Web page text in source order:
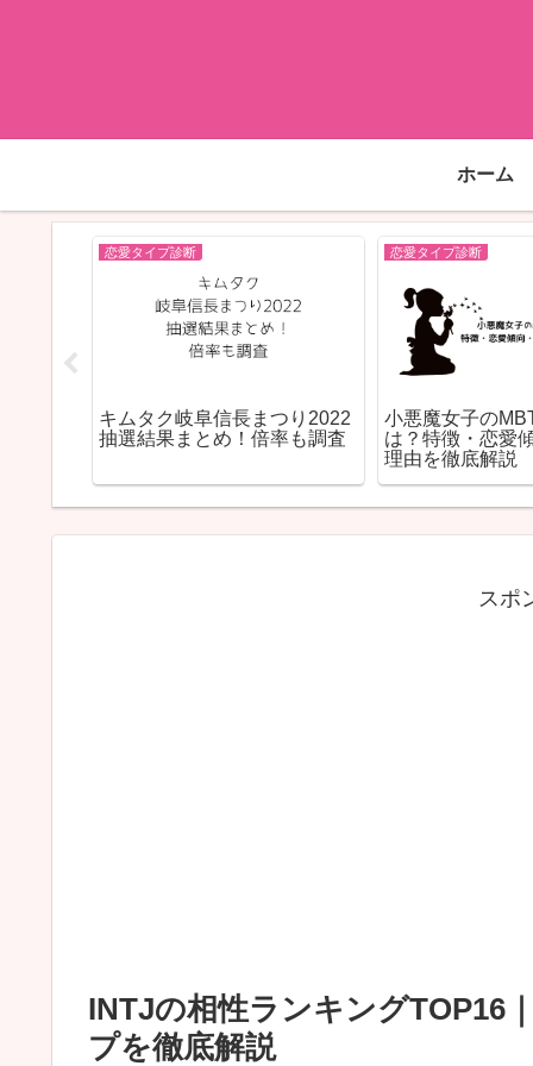
ホーム
恋愛タイプ診断
キムタク岐阜信長まつり2022
抽選結果まとめ！倍率も調査
恋愛タイプ診断
小悪魔女子の
は？特徴・恋愛
理由を徹底解説
スポ
INTJの相性ランキングTOP16
プを徹底解説